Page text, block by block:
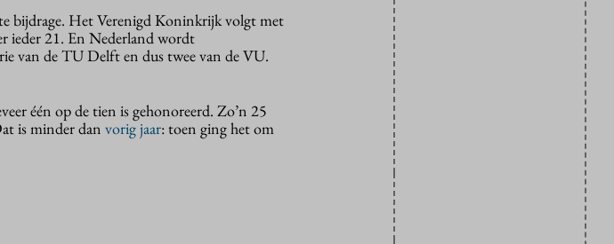
bijdrage. Het Verenigd Koninkrijk volgt met
ieder 21. En Nederland wordt
van de TU Delft en dus twee van de VU.
één op de tien is gehonoreerd. Zo’n 25
is minder dan vorig jaar: toen ging het om